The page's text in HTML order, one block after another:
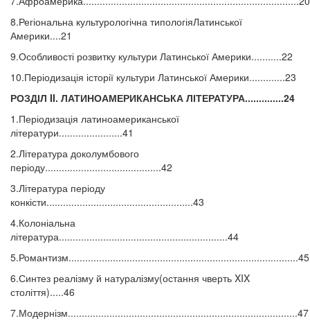
8.Регіональна культурологічна типологіяЛатинської
Америки....21
9.Особливості розвитку культури Латинської Америки...........22
10.Періодизація історії культури Латинської Америки.............23
РОЗДІЛ II. ЛАТИНОАМЕРИКАНСЬКА ЛІТЕРАТУРА..............24
1.Періодизація латиноамериканської
літератури.......................41
2.Література доколумбового
періоду..........................................42
3.Література періоду
конкісти.....................................................43
4.Колоніальна
література.............................................................44
5.Романтизм...................................................................................45
6.Синтез реалізму й натуралізму(остання чверть XIX
століття).....46
7.Модернізм...................................................................................47